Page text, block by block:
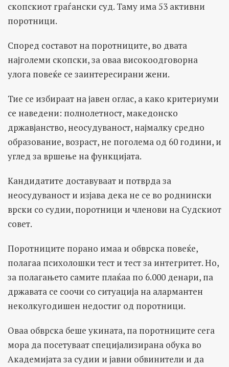
скопскиот граѓански суд. Таму има 53 активни
поротници.
Според составот на поротниците, во двата
најголеми скопски, за оваа високоодговорна
улога повеќе се заинтересирани жени.
Тие се избираат на јавен оглас, а како критериуми
се наведени: полнолетност, македонско
државјанство, неосудуваност, најмалку средно
образование, возраст, не поголема од 60 години, и
углед за вршење на функцијата.
Кандидатите доставуваат и потврда за
неосудуваност и изјава дека не се во роднински
врски со судии, поротници и членови на Судскиот
совет.
Поротниците порано имаа и обврска повеќе,
полагаа психолошки тест и тест за интегритет. Но,
за полагањето самите плаќаа по 6.000 денари, па
државата се соочи со ситуација на алармантен
неколкугодишен недостиг од поротници.
Оваа обврска беше укината, па поротниците сега
мора да посетуваат специјализирана обука во
Академијата за судии и јавни обвинители и да